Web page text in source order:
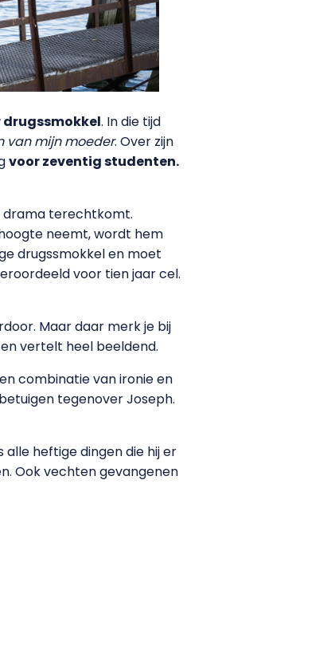
drugssmokkel. In die tijd
van mijn moeder. Over zijn
voor zeventig studenten.
drama terechtkomt.
neemt, wordt hem
drugssmokkel en moet
voor tien jaar cel.
Maar daar merk je bij
vertelt heel beeldend.
combinatie van ironie en
tegenover Joseph.
alle heftige dingen die hij er
Ook vechten gevangenen